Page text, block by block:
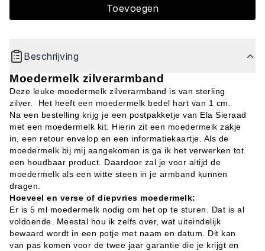
Toevoegen
Beschrijving
Moedermelk zilverarmband
Deze leuke moedermelk zilverarmband is van sterling
zilver. Het heeft een moedermelk bedel hart van 1 cm.
Na een bestelling krijg je een postpakketje van Ela Sieraad
met een moedermelk kit. Hierin zit een moedermelk zakje
in, een retour envelop en een informatiekaartje. Als de
moedermelk bij mij aangekomen is ga ik het verwerken tot
een houdbaar product. Daardoor zal je voor altijd de
moedermelk als een witte steen in je armband kunnen
dragen.
Hoeveel en verse of diepvries moedermelk:
Er is 5 ml moedermelk nodig om het op te sturen. Dat is al
voldoende. Meestal hou ik zelfs over, wat uiteindelijk
bewaard wordt in een potje met naam en datum. Dit kan
van pas komen voor de twee jaar garantie die je krijgt en